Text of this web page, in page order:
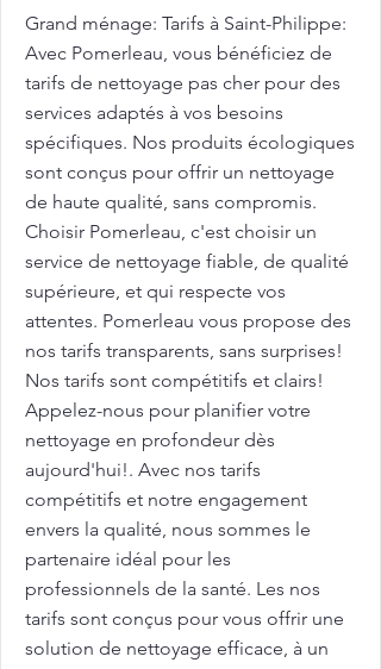
Grand ménage: Tarifs à Saint-Philippe:
Avec Pomerleau, vous bénéficiez de
tarifs de nettoyage pas cher pour des
services adaptés à vos besoins
spécifiques. Nos produits écologiques
sont conçus pour offrir un nettoyage
de haute qualité, sans compromis.
Choisir Pomerleau, c'est choisir un
service de nettoyage fiable, de qualité
supérieure, et qui respecte vos
attentes. Pomerleau vous propose des
nos tarifs transparents, sans surprises!
Nos tarifs sont compétitifs et clairs!
Appelez-nous pour planifier votre
nettoyage en profondeur dès
aujourd'hui!. Avec nos tarifs
compétitifs et notre engagement
envers la qualité, nous sommes le
partenaire idéal pour les
professionnels de la santé. Les nos
tarifs sont conçus pour vous offrir une
solution de nettoyage efficace, à un